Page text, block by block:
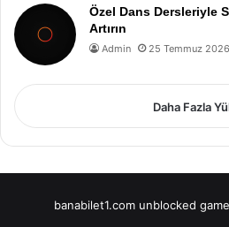
Özel Dans Dersleriyle
Artırın
Admin 25 Temmuz 2026
Daha Fazla
banabilet1.com unblocked